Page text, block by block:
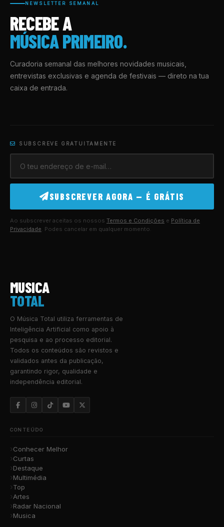
NEWSLETTER SEMANAL
RECEBE A
MÚSICA PRIMEIRO.
Curadoria semanal das melhores novidades musicais,
entrevistas exclusivas e agenda de festivais — direto na tua
caixa de entrada.
SUBSCREVE GRATUITAMENTE
SUBSCREVER AGORA — É GRÁTIS
Ao subscrever aceitas os nossos Termos e Condições e Política de
Privacidade. Podes cancelar em qualquer momento.
MUSICA
TOTAL
O Música Total utiliza ferramentas de
Inteligência Artificial como apoio à
pesquisa e ao processo editorial.
Todos os conteúdos são revistos e
validados antes da publicação,
garantindo rigor, qualidade e
independência editorial.
CONTEÚDO
Conhecer Melhor
Curtas
Destaque
Multimédia
Top
Artes
Radar Nacional
Musica